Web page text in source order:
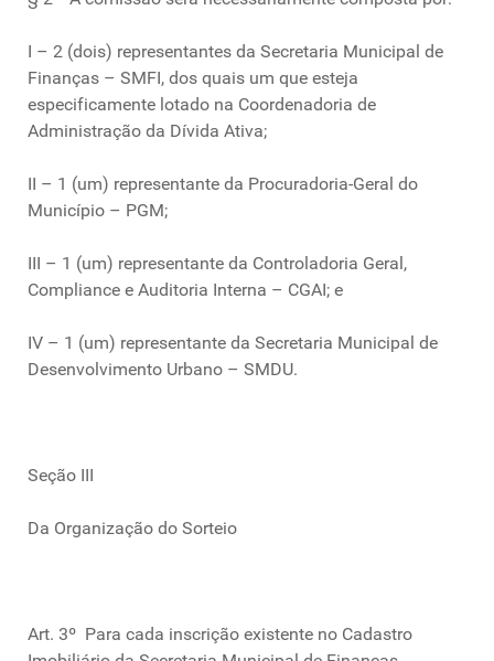
I – 2 (dois) representantes da Secretaria Municipal de
Finanças – SMFI, dos quais um que esteja
especificamente lotado na Coordenadoria de
Administração da Dívida Ativa;
II – 1 (um) representante da Procuradoria-Geral do
Município – PGM;
III – 1 (um) representante da Controladoria Geral,
Compliance e Auditoria Interna – CGAI; e
IV – 1 (um) representante da Secretaria Municipal de
Desenvolvimento Urbano – SMDU.
Seção III
Da Organização do Sorteio
Art. 3º Para cada inscrição existente no Cadastro